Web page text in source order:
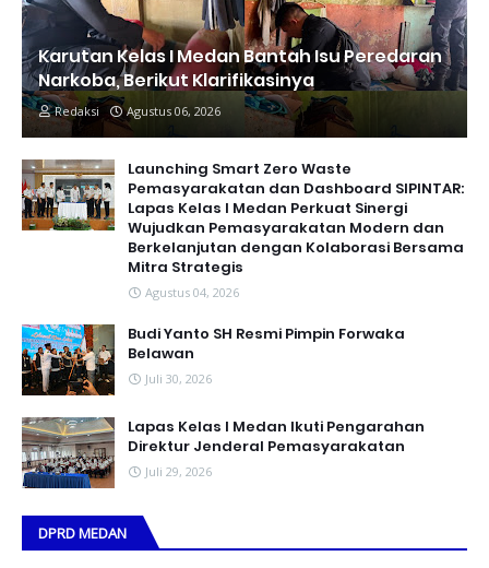
Karutan Kelas I Medan Bantah Isu Peredaran
Narkoba, Berikut Klarifikasinya
Redaksi Agustus 06, 2026
Launching Smart Zero Waste
Pemasyarakatan dan Dashboard SIPINTAR:
Lapas Kelas I Medan Perkuat Sinergi
Wujudkan Pemasyarakatan Modern dan
Berkelanjutan dengan Kolaborasi Bersama
Mitra Strategis
Agustus 04, 2026
Budi Yanto SH Resmi Pimpin Forwaka
Belawan
Juli 30, 2026
Lapas Kelas I Medan Ikuti Pengarahan
Direktur Jenderal Pemasyarakatan
Juli 29, 2026
DPRD MEDAN